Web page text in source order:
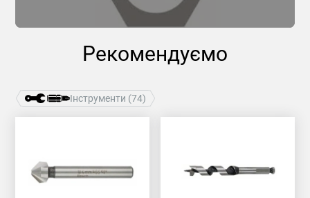
Рекомендуємо
Інструменти (74)